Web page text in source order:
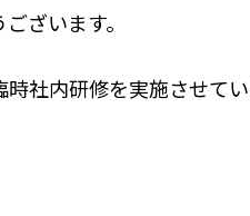
ざいます。
社内研修を実施させてい